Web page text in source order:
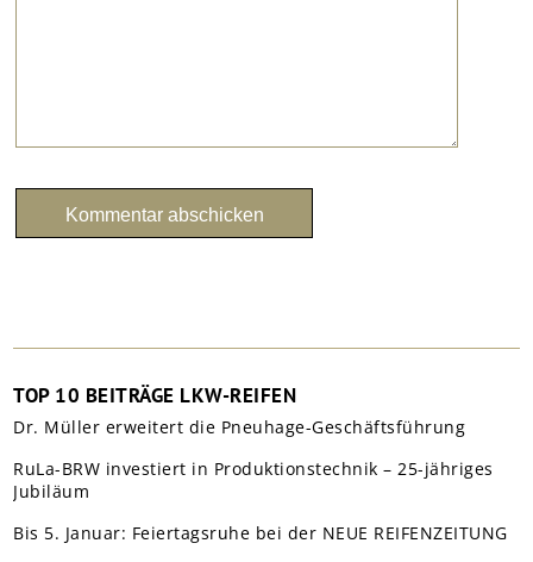
TOP 10 BEITRÄGE LKW-REIFEN
Dr. Müller erweitert die Pneuhage-Geschäftsführung
RuLa-BRW investiert in Produktionstechnik – 25-jähriges
Jubiläum
Bis 5. Januar: Feiertagsruhe bei der NEUE REIFENZEITUNG